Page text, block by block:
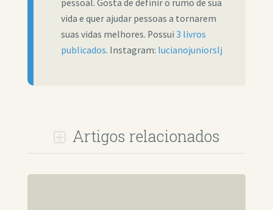
pessoal. Gosta de definir o rumo de sua
vida e quer ajudar pessoas a tornarem
suas vidas melhores. Possui 3 livros
publicados. Instagram: lucianojuniorslj
Artigos relacionados